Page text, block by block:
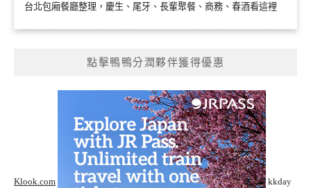
台北包廂餐廳整理，慶生、尾牙、長輩聚餐、商務、春酒看這裡
點擊鴨鴨分潤夥伴獲得優惠
Klook.com kkday